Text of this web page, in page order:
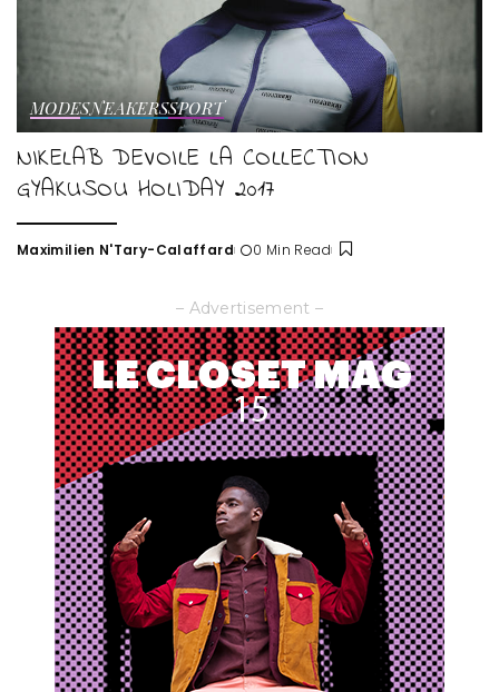
MODESNEAKERSSPORT
NIKELAB DEVOILE LA COLLECTION
GYAKUSOU HOLIDAY 2017
Posted
Maximilien N'Tary-Calaffard 0 Min Read
– Advertisement –